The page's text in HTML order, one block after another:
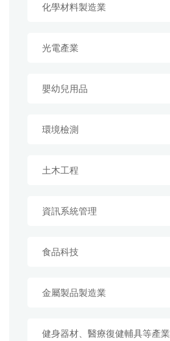
化學材料製造業
光電產業
嬰幼兒用品
環境檢測
土木工程
資訊系統管理
食品科技
金屬製品製造業
健身器材、醫療復健輔具等產業